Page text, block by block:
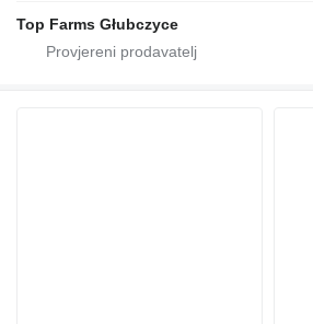
Top Farms Głubczyce